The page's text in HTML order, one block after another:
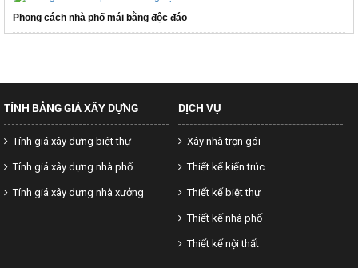
Phong cách nhà phố mái bằng độc đáo
TÍNH BẢNG GIÁ XÂY DỰNG
Tính giá xây dựng biệt thự
Tính giá xây dựng nhà phố
Tính giá xây dựng nhà xưởng
DỊCH VỤ
Xây nhà trọn gói
Thiết kế kiến trúc
Thiết kế biệt thự
Thiết kế nhà phố
Thiết kế nội thất